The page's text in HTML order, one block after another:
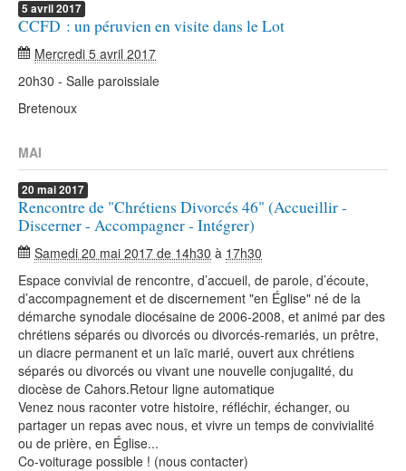
5 avril2017
CCFD : un péruvien en visite dans le Lot
Mercredi 5 avril 2017
20h30 - Salle paroissiale
Bretenoux
MAI
20 mai2017
Rencontre de "Chrétiens Divorcés 46" (Accueillir -
Discerner - Accompagner - Intégrer)
Samedi 20 mai 2017 de 14h30 à 17h30
Espace convivial de rencontre, d’accueil, de parole, d’écoute,
d’accompagnement et de discernement "en Église" né de la
démarche synodale diocésaine de 2006-2008, et animé par des
chrétiens séparés ou divorcés ou divorcés-remariés, un prêtre,
un diacre permanent et un laïc marié, ouvert aux chrétiens
séparés ou divorcés ou vivant une nouvelle conjugalité, du
diocèse de Cahors.Retour ligne automatique
Venez nous raconter votre histoire, réfléchir, échanger, ou
partager un repas avec nous, et vivre un temps de convivialité
ou de prière, en Église...
Co-voiturage possible ! (nous contacter)